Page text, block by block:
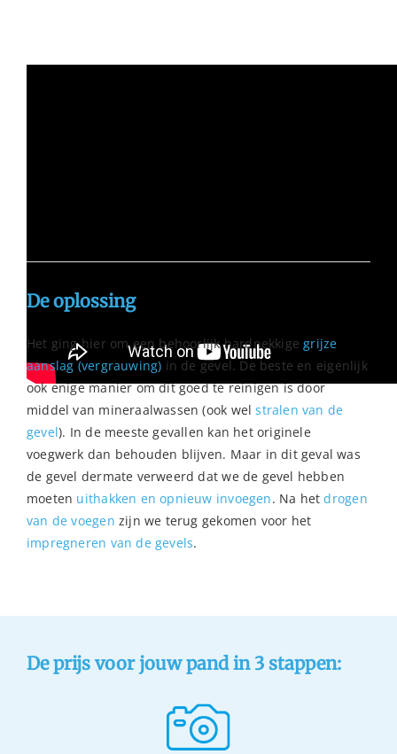
De oplossing
Het ging hier om een behoorlijk hardnekkigegrijze
aanslag (vergrauwing) in de gevel. De beste en eigenlijk
ook enige manier om dit goed te reinigen is door
middel van mineraalwassen (ook welstralen van de
gevel). In de meeste gevallen kan het originele
voegwerk dan behouden blijven. Maar in dit geval was
de gevel dermate verweerd dat we de gevel hebben
moeten uithakken en opnieuw invoegen. Na hetdrogen
van de voegen zijn we terug gekomen voor het
impregneren van de gevels.
De prijs voor jouw pand in 3 stappen: